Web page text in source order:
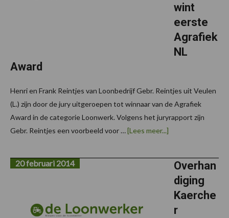
wint
eerste
Agrafiek
NL
Award
Henri en Frank Reintjes van Loonbedrijf Gebr. Reintjes uit Veulen
(L.) zijn door de jury uitgeroepen tot winnaar van de Agrafiek
Award in de categorie Loonwerk. Volgens het juryrapport zijn
Gebr. Reintjes een voorbeeld voor …[Lees meer...]
wint
eerste
Agrafiek
NL
Award
Overhan
diging
Kaerche
r
20 februari 2014